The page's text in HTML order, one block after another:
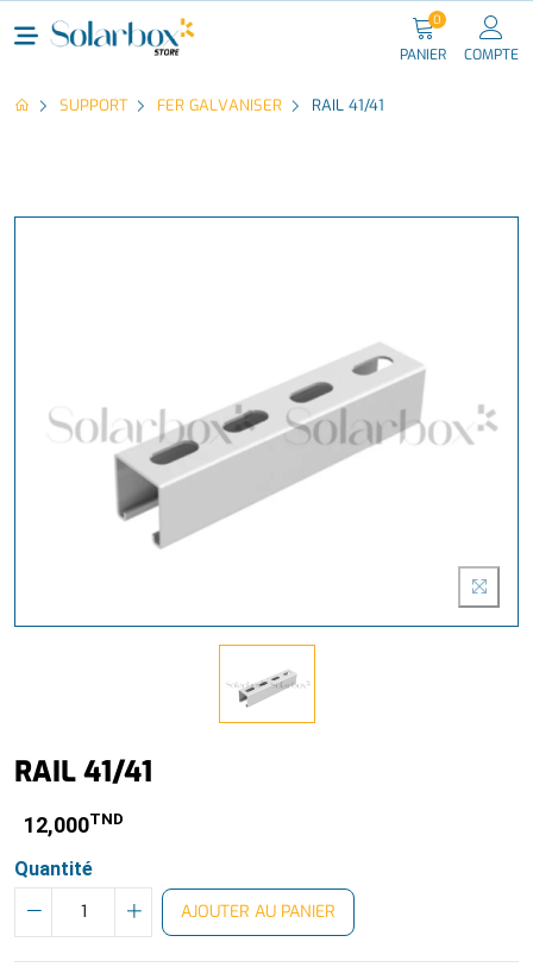
PANIER
0
COMPTE
SUPPORT FER GALVANISER RAIL 41/41
RAIL 41/41
12,000TND
Quantité
AJOUTER AU PANIER